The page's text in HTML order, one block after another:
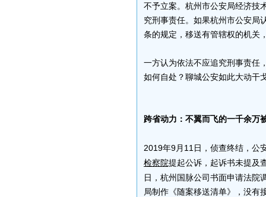
不予立案。杭州市公安局经济技
究刑事责任。如果杭州市公安局
条的规定，移送有管辖权的机关
一方认为依法不应追究刑事责任
如何自处？聊城公安如此大动干
跨省动力：不翼而飞的一千余万
2019年9月11日，侦查终结，公
检察院提起公诉，起诉书未提及
日，杭州国脉公司书面申请法院
局制作《随案移送清单》，没有